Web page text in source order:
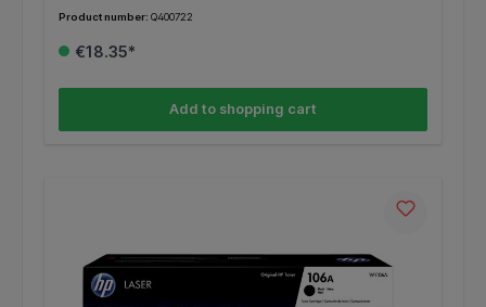
schoon. * Weten of je de juiste opvangbak hebt? Kijk dan bij
staat.
Product number: Q400722
€18.35*
Add to shopping cart